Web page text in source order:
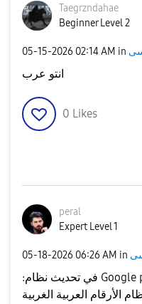
Taegrzndahae
Beginner Level 2
‎05-15-2026 02:14 AM in
انتو عرب
0 Likes
peral
Expert Level 1
‎05-18-2026 06:26 AM in
:في تحديث نظام Google play, الاخير لشهر نيسان / أبريل
الأرقام العربية الغربية